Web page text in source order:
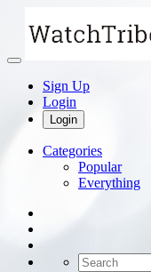
Sign Up
Login
Login
Categories
Popular
Everything